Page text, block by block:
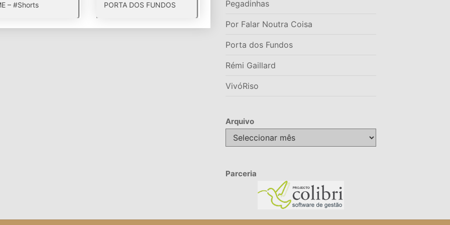
– #Shorts PORTA DOS FUNDOS Pegadinhas
Por Falar Noutra Coisa
Porta dos Fundos
Rémi Gaillard
VivóRiso
Arquivo
Arquivo
Parceria